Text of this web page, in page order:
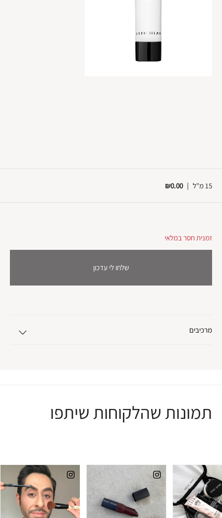
15 מ"ל |
₪0.00
זמנית חסר במלאי
שלחו לי עדכון
מרכיבים
תמונות שהלקוחות שיתפו